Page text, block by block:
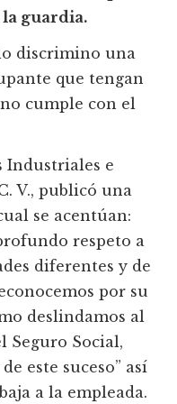
la guardia.
discrimino una
que tengan
cumple con el
Industriales e
V., publicó una
se acentúan:
respeto a
diferentes y de
por su
deslindamos al
Seguro Social,
este suceso” así
a la empleada.